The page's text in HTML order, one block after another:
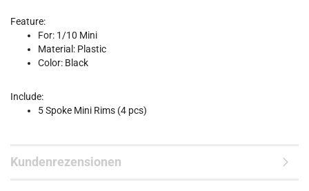
Feature:
For: 1/10 Mini
Material: Plastic
Color: Black
Include:
5 Spoke Mini Rims (4 pcs)
Kundenrezensionen